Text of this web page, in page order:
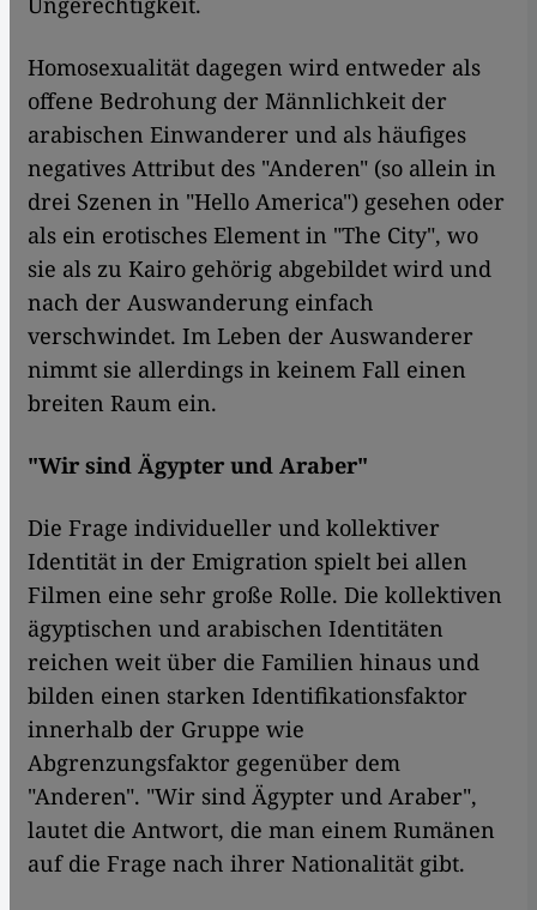
Homosexualität dagegen wird entweder als
offene Bedrohung der Männlichkeit der
arabischen Einwanderer und als häufiges
negatives Attribut des "Anderen" (so allein in
drei Szenen in "Hello America") gesehen oder
als ein erotisches Element in "The City", wo
sie als zu Kairo gehörig abgebildet wird und
nach der Auswanderung einfach
verschwindet. Im Leben der Auswanderer
nimmt sie allerdings in keinem Fall einen
breiten Raum ein.
"Wir sind Ägypter und Araber"
Die Frage individueller und kollektiver
Identität in der Emigration spielt bei allen
Filmen eine sehr große Rolle. Die kollektiven
ägyptischen und arabischen Identitäten
reichen weit über die Familien hinaus und
bilden einen starken Identifikationsfaktor
innerhalb der Gruppe wie
Abgrenzungsfaktor gegenüber dem
"Anderen". "Wir sind Ägypter und Araber",
lautet die Antwort, die man einem Rumänen
auf die Frage nach ihrer Nationalität gibt.